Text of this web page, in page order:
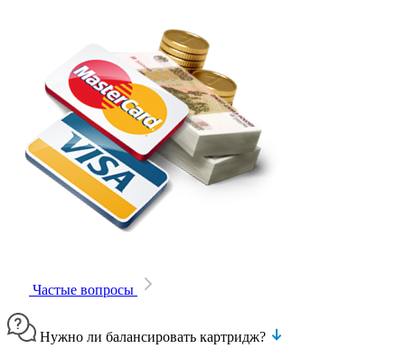
Частые вопросы
Нужно ли балансировать картридж?